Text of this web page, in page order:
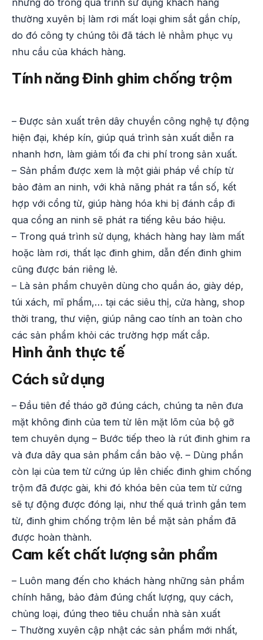
nhưng do trong quá trình sử dụng khách hàng
thường xuyên bị làm rơi mất loại ghim sắt gắn chíp,
do đó công ty chúng tôi đã tách lẻ nhằm phục vụ
nhu cầu của khách hàng.
Tính năng Đinh ghim chống trộm
– Được sản xuất trên dây chuyền công nghệ tự động
hiện đại, khép kín, giúp quá trình sản xuất diễn ra
nhanh hơn, làm giảm tối đa chi phí trong sản xuất.
– Sản phẩm được xem là một giải pháp về chíp từ
bảo đảm an ninh, với khả năng phát ra tần số, kết
hợp với cổng từ, giúp hàng hóa khi bị đánh cắp đi
qua cổng an ninh sẽ phát ra tiếng kêu báo hiệu.
– Trong quá trình sử dụng, khách hàng hay làm mất
hoặc làm rơi, thất lạc đinh ghim, dẫn đến đinh ghim
cũng được bán riêng lẻ.
– Là sản phẩm chuyên dùng cho quần áo, giày dép,
túi xách, mĩ phẩm,… tại các siêu thị, cửa hàng, shop
thời trang, thư viện, giúp nâng cao tính an toàn cho
các sản phẩm khỏi các trường hợp mất cắp.
Hình ảnh thực tế
Cách sử dụng
– Đầu tiên để tháo gỡ đúng cách, chúng ta nên đưa
mặt không đinh của tem từ lên mặt lõm của bộ gỡ
tem chuyên dụng – Bước tiếp theo là rút đinh ghim ra
và đưa dây qua sản phẩm cần bảo vệ. – Dùng phần
còn lại của tem từ cứng úp lên chiếc đinh ghim chống
trộm đã được gài, khi đó khóa bên của tem từ cứng
sẽ tự động được đóng lại, như thế quá trình gắn tem
từ, đinh ghim chống trộm lên bề mặt sản phẩm đã
được hoàn thành.
Cam kết chất lượng sản phẩm
– Luôn mang đến cho khách hàng những sản phẩm
chính hãng, bảo đảm đúng chất lượng, quy cách,
chủng loại, đúng theo tiêu chuẩn nhà sản xuất
– Thường xuyên cập nhật các sản phẩm mới nhất,